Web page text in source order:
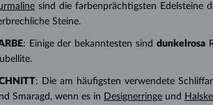
sind die farbenprächtigsten Edelsteine
Steine.
: Einige der bekanntesten sind dunkelrosa
: Die am häufigsten verwendete
Smaragd, wenn es in Designerringe und